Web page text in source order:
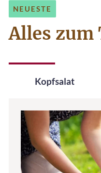
NEUESTE
Alles zum
Kopfsalat